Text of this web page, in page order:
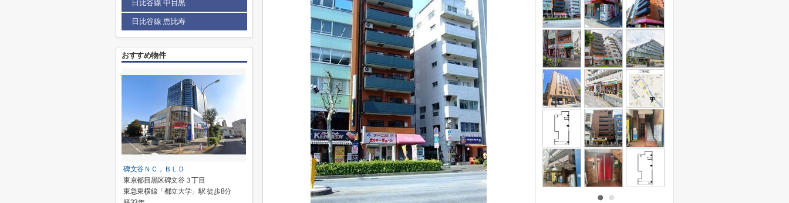
日比谷線 中目黒
日比谷線 恵比寿
おすすめ物件
碑文谷ＮＣ，ＢＬＤ
東京都目黒区碑文谷３丁目
東急東横線「都立大学」駅 徒歩8分